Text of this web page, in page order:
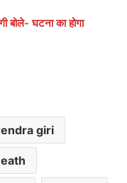
घटना का होगा
giri